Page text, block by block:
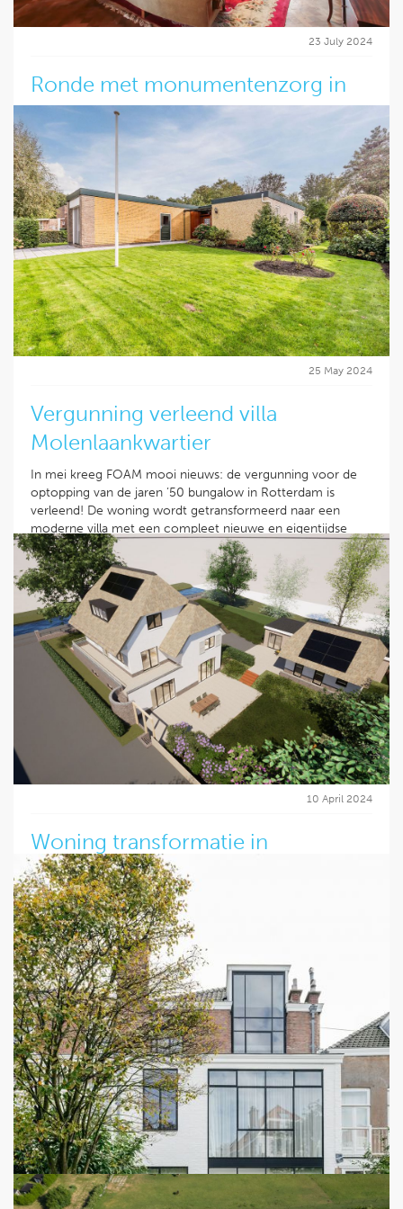
23 July 2024
Ronde met monumentenzorg in
Dordrecht
Momenteel is FOAM bezig met een renovatie ontwerp
voor een monumentaal pand in Dordrecht. De woning
heeft de nodige modernisatie nodig, maar wat is er precies
mogelijk in dit authentieke interieur?
FOAM biedt volledige ontwerpbegeleiding voor renovatie-
en restauratieprojecten, ook bij monumentale panden met
een complex interieur.
Lees verder
25 May 2024
Vergunning verleend villa
Molenlaankwartier
In mei kreeg FOAM mooi nieuws: de vergunning voor de
optopping van de jaren ’50 bungalow in Rotterdam is
verleend! De woning wordt getransformeerd naar een
moderne villa met een compleet nieuwe en eigentijdse
uitstraling.
Door het bevestigen van een geïsoleerde schil op de
bestaande gevel, het realiseren van overstekken, grote
aluminium puien en de combinatie van stucwerk en de
travertin natuursteen gevelbekleding ontstaat samen met
de optopping een strak geheel.
We kijken uit naar de realisatie van dit project dat deze
zomer start met aannemersbedrijf Goudriaan.
Lees verder
10 April 2024
Woning transformatie in
Zoetermeer kan van start!
De vergunningen voor het renovatieproject in Zoetermeer
zijn binnen. Na goed contact en overleg met de gemeente
kan de transformatie van de woning en het tuinhuis nu echt
gaan beginnen. Beide gebouwen worden voorzien van een
rietgedekte kap, wit geschilderde gevels en nieuwe
kozijnen. Een moderne en klassieke uitstraling passend in
de bestaande vorm.
Lees verder